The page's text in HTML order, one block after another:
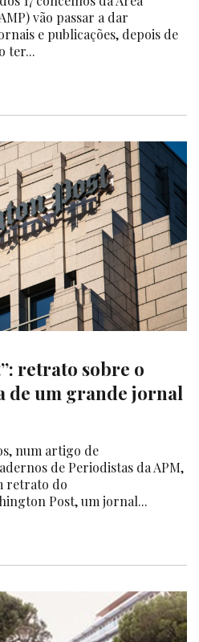
vão passar a dar
e publicações, depois de
ter...
retrato sobre o
de um grande jornal
num artigo de
de Periodistas da APM,
retrato do
Post, um jornal...